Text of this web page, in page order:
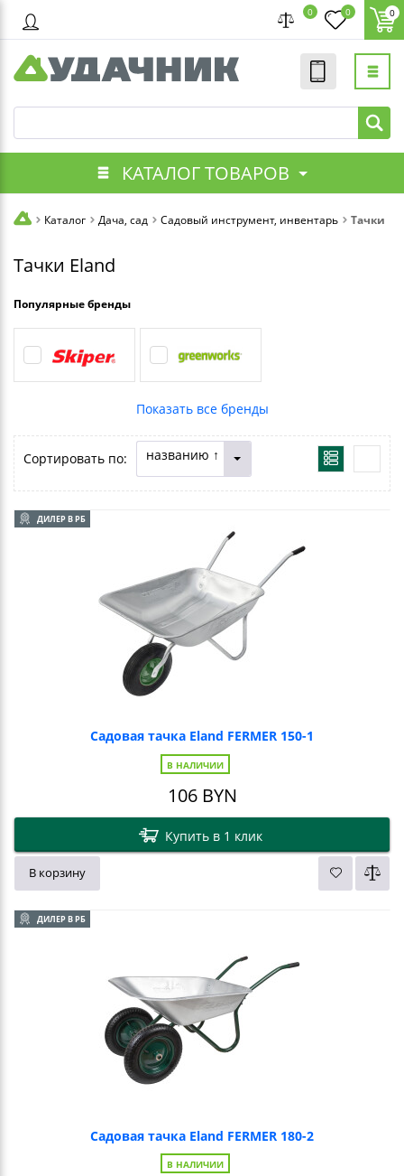
0 0 0
КАТАЛОГ ТОВАРОВ
Каталог Дача, сад Садовый инструмент, инвентарь Тачки
Тачки Eland
Популярные бренды
Сортировать по: названию ↑
ДИЛЕР В РБ
Садовая тачка Eland FERMER 150-1
В НАЛИЧИИ
106BYN
Купить в 1 клик
В корзину
ДИЛЕР В РБ
Садовая тачка Eland FERMER 180-2
В НАЛИЧИИ